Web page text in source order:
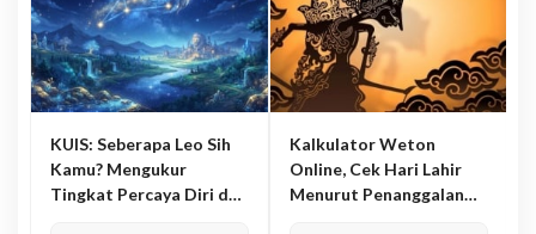
KUIS: Seberapa Leo Sih
Kamu? Mengukur
Tingkat Percaya Diri dan
Kalkulator Weton
Online, Cek Hari Lahir
Menurut Penanggalan